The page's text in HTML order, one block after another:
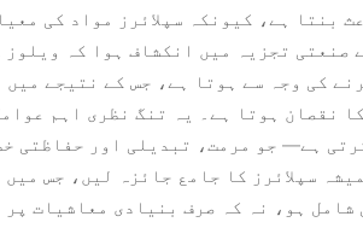
بنتا ہے، کیونکہ سپلائرز مواد کی
نقصان ہوتا ہے۔ یہ تنگ نظری اہم
ہے— جو مرمت، تبدیلی اور حفاظتی
سپلائرز کا جامع جائزہ لیں، جس
شامل ہو، نہ کہ صرف بنیادی معاشیات پر